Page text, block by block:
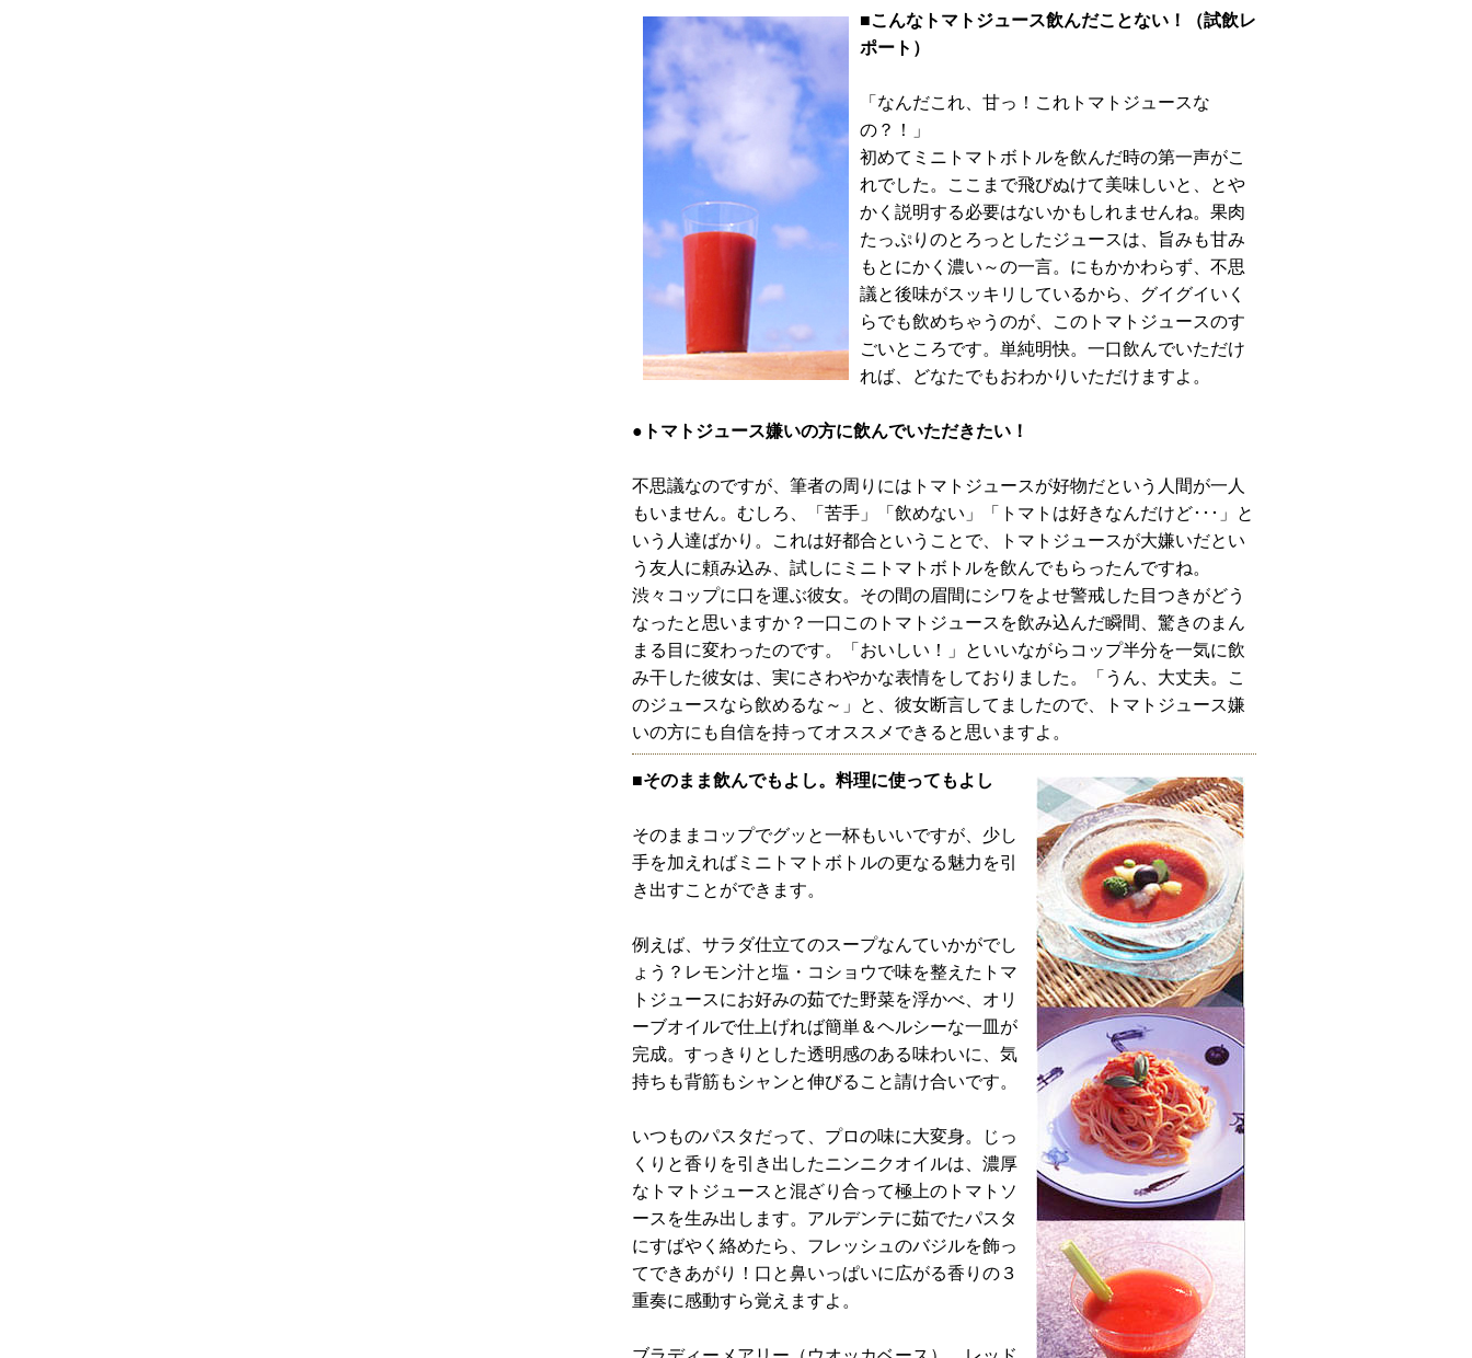
■こんなトマトジュース飲んだことない！（試飲レ
ポート）
「なんだこれ、甘っ！これトマトジュースな
の？！」
初めてミニトマトボトルを飲んだ時の第一声がこ
れでした。ここまで飛びぬけて美味しいと、とや
かく説明する必要はないかもしれませんね。果肉
たっぷりのとろっとしたジュースは、旨みも甘み
もとにかく濃い～の一言。にもかかわらず、不思
議と後味がスッキリしているから、グイグイいく
らでも飲めちゃうのが、このトマトジュースのす
ごいところです。単純明快。一口飲んでいただけ
れば、どなたでもおわかりいただけますよ。
●トマトジュース嫌いの方に飲んでいただきたい！
不思議なのですが、筆者の周りにはトマトジュースが好物だという人間が一人
もいません。むしろ、「苦手」「飲めない」「トマトは好きなんだけど･･･」と
いう人達ばかり。これは好都合ということで、トマトジュースが大嫌いだとい
う友人に頼み込み、試しにミニトマトボトルを飲んでもらったんですね。
渋々コップに口を運ぶ彼女。その間の眉間にシワをよせ警戒した目つきがどう
なったと思いますか？一口このトマトジュースを飲み込んだ瞬間、驚きのまん
まる目に変わったのです。「おいしい！」といいながらコップ半分を一気に飲
み干した彼女は、実にさわやかな表情をしておりました。「うん、大丈夫。こ
のジュースなら飲めるな～」と、彼女断言してましたので、トマトジュース嫌
いの方にも自信を持ってオススメできると思いますよ。
■そのまま飲んでもよし。料理に使ってもよし
そのままコップでグッと一杯もいいですが、少し
手を加えればミニトマトボトルの更なる魅力を引
き出すことができます。
例えば、サラダ仕立てのスープなんていかがでし
ょう？レモン汁と塩・コショウで味を整えたトマ
トジュースにお好みの茹でた野菜を浮かべ、オリ
ーブオイルで仕上げれば簡単＆ヘルシーな一皿が
完成。すっきりとした透明感のある味わいに、気
持ちも背筋もシャンと伸びること請け合いです。
いつものパスタだって、プロの味に大変身。じっ
くりと香りを引き出したニンニクオイルは、濃厚
なトマトジュースと混ざり合って極上のトマトソ
ースを生み出します。アルデンテに茹でたパスタ
にすばやく絡めたら、フレッシュのバジルを飾っ
てできあがり！口と鼻いっぱいに広がる香りの３
重奏に感動すら覚えますよ。